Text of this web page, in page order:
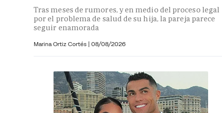
Tras meses de rumores, y en medio del proceso legal
por el problema de salud de su hija, la pareja parece
seguir enamorada
Marina Ortiz Cortés | 08/08/2026